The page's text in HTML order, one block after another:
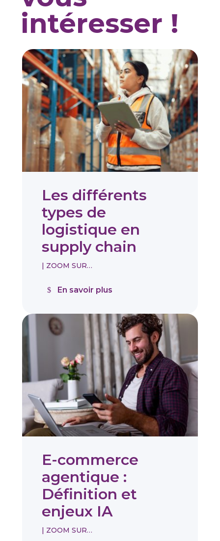
intéresser !
Les différents
types de
logistique en
supply chain
| ZOOM SUR…
En savoir plus
E-commerce
agentique :
Définition et
enjeux IA
| ZOOM SUR…